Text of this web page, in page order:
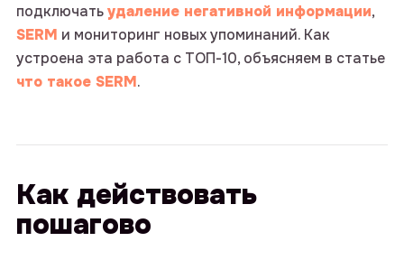
подключатьудаление негативной информации,
SERM и мониторинг новых упоминаний. Как
устроена эта работа с ТОП-10, объясняем в статье
что такое SERM.
Как действовать
пошагово